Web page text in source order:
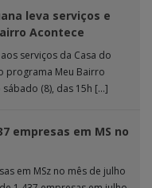
leva serviços e
Acontece
serviços da Casa do
programa Meu Bairro
(8), das 15h […]
empresas em MS no
em MSz no mês de julho